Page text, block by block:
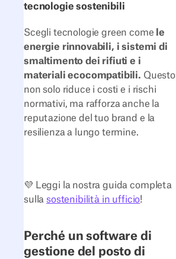
tecnologie sostenibili
Scegli tecnologie green come le
energie rinnovabili, i sistemi di
smaltimento dei rifiuti e i
materiali ecocompatibili. Questo
non solo riduce i costi e i rischi
normativi, ma rafforza anche la
reputazione del tuo brand e la
resilienza a lungo termine.
💜 Leggi la nostra guida completa
sulla sostenibilità in ufficio!
Perché un software di
gestione del posto di